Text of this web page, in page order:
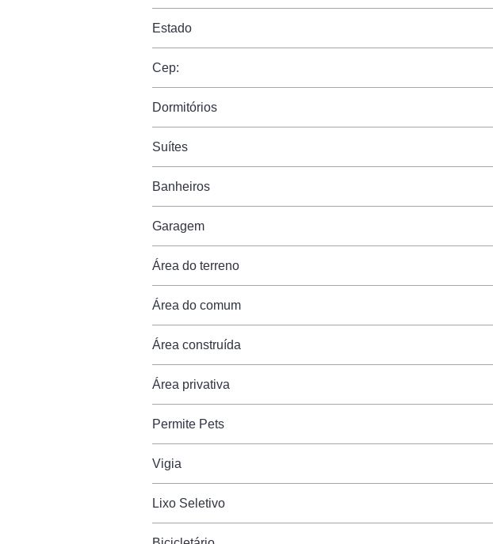
Estado
Cep:
Dormitórios
Suítes
Banheiros
Garagem
Área do terreno
Área do comum
Área construída
Área privativa
Permite Pets
Vigia
Lixo Seletivo